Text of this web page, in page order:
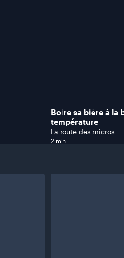
Boire sa bière à la
température
La route des micros
2 min